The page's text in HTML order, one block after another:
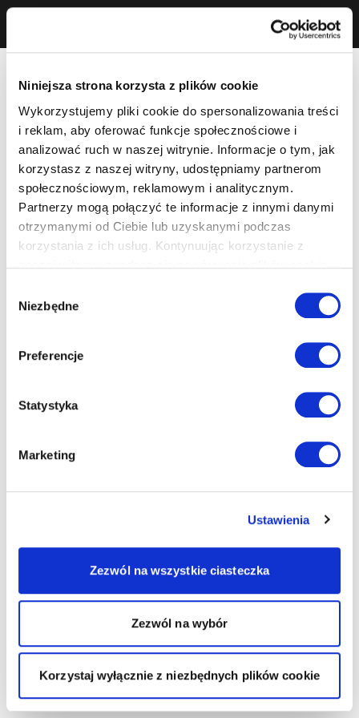
Niniejsza strona korzysta z plików cookie
Wykorzystujemy pliki cookie do spersonalizowania treści
i reklam, aby oferować funkcje społecznościowe i
analizować ruch w naszej witrynie. Informacje o tym, jak
korzystasz z naszej witryny, udostępniamy partnerom
społecznościowym, reklamowym i analitycznym.
Partnerzy mogą połączyć te informacje z innymi danymi
otrzymanymi od Ciebie lub uzyskanymi podczas
korzystania z ich usług. Kontynuując korzystanie z
zgody
Niezbędne
Preferencje
Statystyka
Marketing
Ustawienia
Zezwól na wszystkie ciasteczka
Zezwól na wybór
Korzystaj wyłącznie z niezbędnych plików cookie